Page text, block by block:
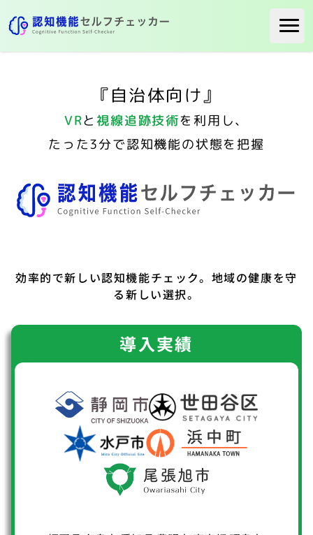
ホーム
お問い合わせ
『自治体向け』
VRと視線追跡技術を利用し、
たった3分で認知機能の状態を把握
効率的で新しい認知機能チェック。地域の健康を守
る新しい選択。
導入実績